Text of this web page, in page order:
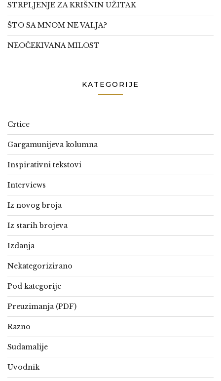
STRPLJENJE ZA KRIŠNIN UŽITAK
ŠTO SA MNOM NE VALJA?
NEOČEKIVANA MILOST
KATEGORIJE
Crtice
Gargamunijeva kolumna
Inspirativni tekstovi
Interviews
Iz novog broja
Iz starih brojeva
Izdanja
Nekategorizirano
Pod kategorije
Preuzimanja (PDF)
Razno
Sudamalije
Uvodnik